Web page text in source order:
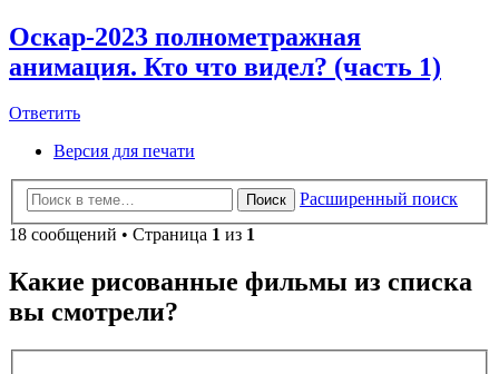
Оскар-2023 полнометражная
анимация. Кто что видел? (часть 1)
Ответить
Версия для печати
Поиск
Расширенный поиск
18 сообщений • Страница 1 из 1
Какие рисованные фильмы из списка
вы смотрели?